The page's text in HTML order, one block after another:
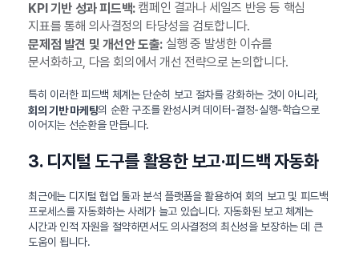
KPI 기반 성과 피드백:캠페인 결과나 세일즈 반응 등 핵심
지표를 통해 의사결정의 타당성을 검토합니다.
문제점 발견 및 개선안 도출:실행 중 발생한 이슈를
문서화하고, 다음 회의에서 개선 전략으로 논의합니다.
특히 이러한 피드백 체계는 단순히 보고 절차를 강화하는 것이 아니라,
회의 기반 마케팅의 순환 구조를 완성시켜 데이터-결정-실행-학습으로
이어지는 선순환을 만듭니다.
3. 디지털 도구를 활용한 보고·피드백 자동화
최근에는 디지털 협업 툴과 분석 플랫폼을 활용하여 회의 보고 및 피드백
프로세스를 자동화하는 사례가 늘고 있습니다. 자동화된 보고 체계는
시간과 인적 자원을 절약하면서도 의사결정의 최신성을 보장하는 데 큰
도움이 됩니다.